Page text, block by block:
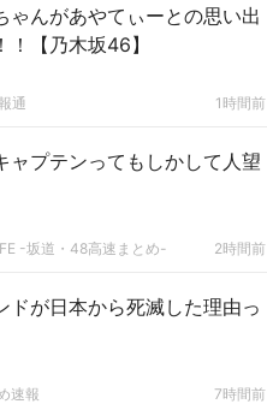
ゃんがあやてぃーとの思い出
！【乃木坂46】
通 1時間前
ャプテンってもしかして人望
-坂道・48高速まとめ- 2時間前
ドが日本から死滅した理由っ
速報 7時間前